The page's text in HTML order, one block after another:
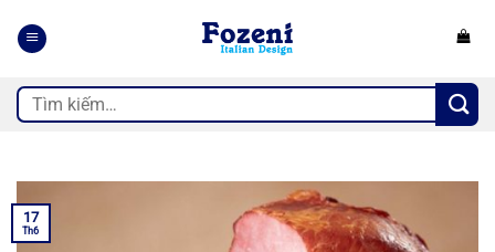
qua
Tìm
kiếm:
17
Th6